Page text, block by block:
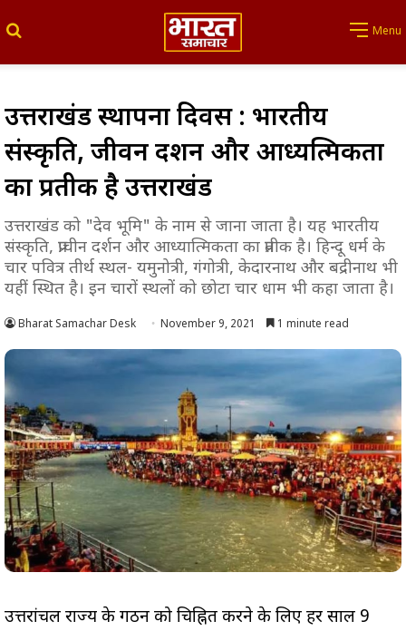
Menu
उत्तराखंड स्थापना दिवस : भारतीय
संस्कृति, जीवन दर्शन और आध्यत्मिकता
का प्रतीक है उत्तराखंड
उत्तराखंड को "देव भूमि" के नाम से जाना जाता है। यह भारतीय
संस्कृति, प्राचीन दर्शन और आध्यात्मिकता का प्रतीक है। हिन्दू धर्म के
चार पवित्र तीर्थ स्थल- यमुनोत्री, गंगोत्री, केदारनाथ और बद्रीनाथ भी
यहीं स्थित है। इन चारों स्थलों को छोटा चार धाम भी कहा जाता है।
Bharat Samachar Desk November 9, 2021 1 minute read
उत्तरांचल राज्य के गठन को चिह्नित करने के लिए हर साल 9